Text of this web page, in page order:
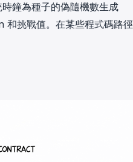
時鐘為種子的偽隨機數生成
和挑戰值。在某些程式碼路徑